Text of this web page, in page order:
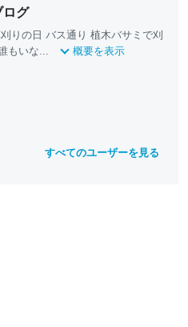
ログ
りの日 バス通り 植木バサミで刈
もいな...
概要を表示
すべてのユーザーを見る